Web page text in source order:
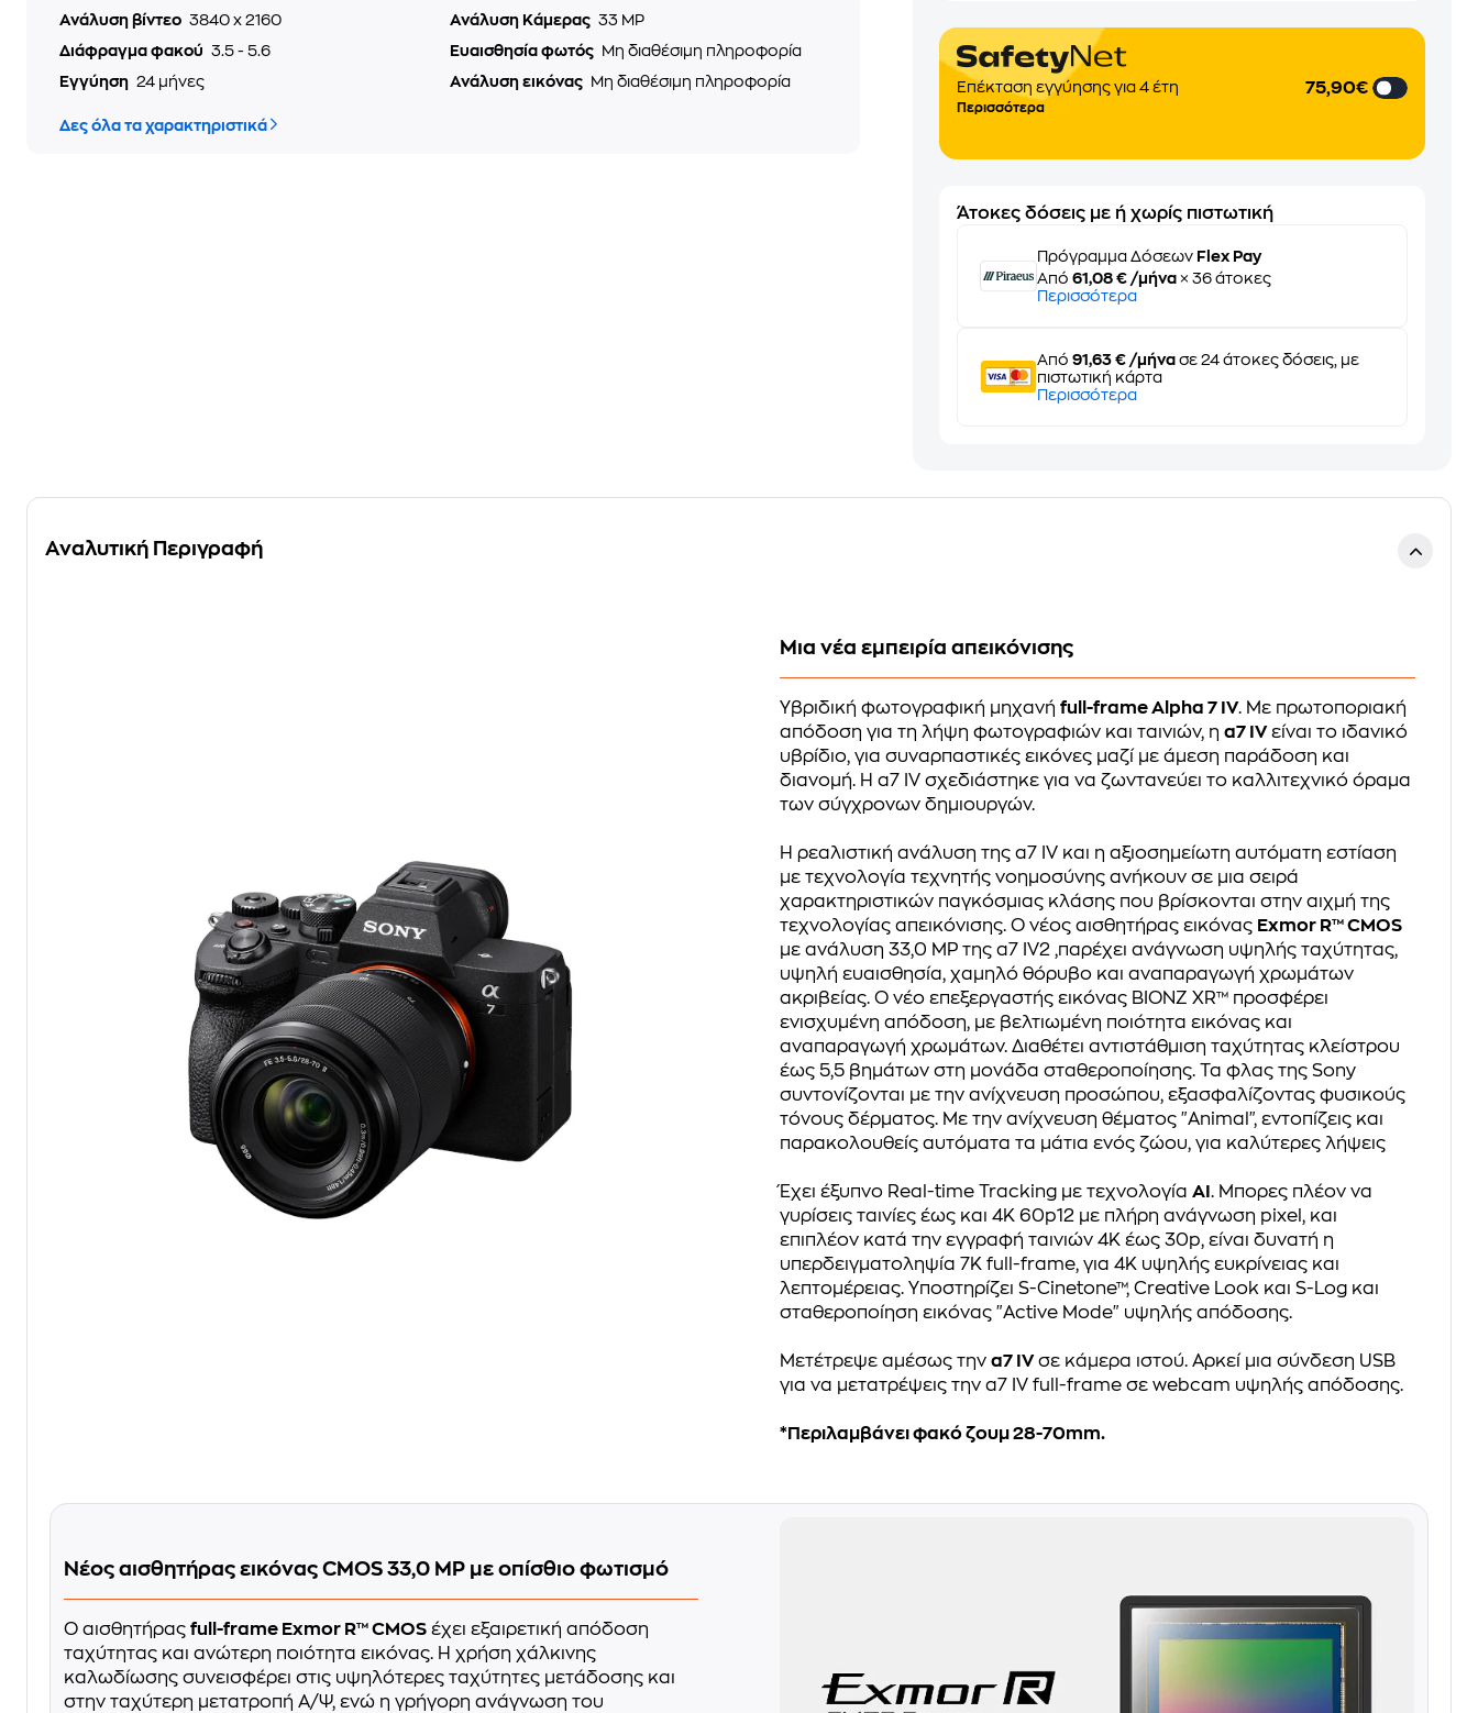
Ανάλυση βίντεο 3840 x 2160 Ανάλυση Κάμερας 33 MP
Διάφραγμα φακού 3.5 - 5.6 Ευαισθησία φωτός
Μη διαθέσιμη πληροφορία
Εγγύηση 24 μήνες Ανάλυση εικόνας Μη διαθέσιμη πληροφορία
Δες όλα τα χαρακτηριστικά
Επέκταση εγγύησης για 4 έτη
Περισσότερα
75,90€
Άτοκες δόσεις με ή χωρίς πιστωτική
Πρόγραμμα Δόσεων Flex Pay
Από61,08 € /μήνα × 36 άτοκες
Περισσότερα
Από91,63 € /μήνα σε 24 άτοκες δόσεις, με
πιστωτική κάρτα
Περισσότερα
Αναλυτική Περιγραφή
Μια νέα εμπειρία απεικόνισης
Υβριδική φωτογραφική μηχανήfull-frame Alpha 7 IV. Με πρωτοποριακή
απόδοση για τη λήψη φωτογραφιών και ταινιών, ηα7 IVείναι το ιδανικό
υβρίδιο, για συναρπαστικές εικόνες μαζί με άμεση παράδοση και
διανομή. Η α7 IV σχεδιάστηκε για να ζωντανεύει το καλλιτεχνικό όραμα
των σύγχρονων δημιουργών.
Η ρεαλιστική ανάλυση της α7 IV και η αξιοσημείωτη αυτόματη εστίαση
με τεχνολογία τεχνητής νοημοσύνης ανήκουν σε μια σειρά
χαρακτηριστικών παγκόσμιας κλάσης που βρίσκονται στην αιχμή της
τεχνολογίας απεικόνισης. Ο νέος αισθητήρας εικόνας Exmor R™ CMOS
με ανάλυση 33,0 MP της α7 IV2 ,παρέχει ανάγνωση υψηλής ταχύτητας,
υψηλή ευαισθησία, χαμηλό θόρυβο και αναπαραγωγή χρωμάτων
ακριβείας. Ο νέο επεξεργαστής εικόνας BIONZ XR™ προσφέρει
ενισχυμένη απόδοση, με βελτιωμένη ποιότητα εικόνας και
αναπαραγωγή χρωμάτων. Διαθέτει αντιστάθμιση ταχύτητας κλείστρου
έως 5,5 βημάτων στη μονάδα σταθεροποίησης. Τα φλας της Sony
συντονίζονται με την ανίχνευση προσώπου, εξασφαλίζοντας φυσικούς
τόνους δέρματος. Με την ανίχνευση θέματος "Animal", εντοπίζεις και
παρακολουθείς αυτόματα τα μάτια ενός ζώου, για καλύτερες λήψεις
Έχει έξυπνο Real-time Tracking με τεχνολογίαAI. Μπορες πλέον να
γυρίσεις ταινίες έως και 4K 60p12 με πλήρη ανάγνωση pixel, και
επιπλέον κατά την εγγραφή ταινιών 4K έως 30p, είναι δυνατή η
υπερδειγματοληψία 7K full-frame, για 4K υψηλής ευκρίνειας και
λεπτομέρειας. Υποστηρίζει S-Cinetone™, Creative Look και S-Log και
σταθεροποίηση εικόνας "Active Mode" υψηλής απόδοσης.
Μετέτρεψε αμέσως τηνα7 IVσε κάμερα ιστού. Αρκεί μια σύνδεση USB
για να μετατρέψεις την α7 IV full-frame σε webcam υψηλής απόδοσης.
*Περιλαμβάνει φακό ζουμ 28-70mm.
Νέος αισθητήρας εικόνας CMOS 33,0 MP με οπίσθιο φωτισμό
Ο αισθητήρας full-frame Exmor R™ CMOS έχει εξαιρετική απόδοση
ταχύτητας και ανώτερη ποιότητα εικόνας. Η χρήση χάλκινης
καλωδίωσης συνεισφέρει στις υψηλότερες ταχύτητες μετάδοσης και
στην ταχύτερη μετατροπή Α/Ψ, ενώ η γρήγορη ανάγνωση του